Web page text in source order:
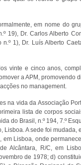
em nome do
19), Dr. Carlos Alberto
1), Dr. Luís Alberto
vinte e cinco anos,
a APM, promovendo
no management.
na vida da Associação
lista de corpos
do Brasil, n.º 194, 7.º
Lisboa. A sede foi
em Lisboa, onde
Alcântara, R/C, em
de 1978; d)